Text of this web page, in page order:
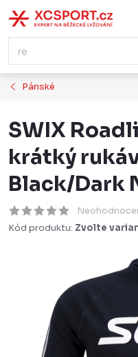
na
obsah
Pánské
SWIX
krátký
Black/Dark
Kód produktu: Zvolte